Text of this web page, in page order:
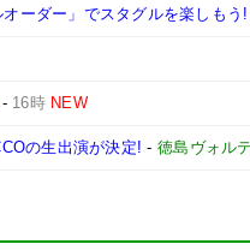
ーダー」でスタグルを楽しもう!
- 16時 NEW
の生出演が決定! -徳島ヴォル